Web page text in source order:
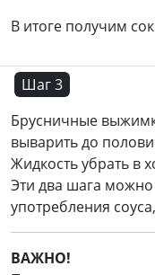
В итоге получим
Шаг 3
Брусничные
выварить до
Жидкость убрать в
Эти два шага можно
употребления
ВАЖНО!